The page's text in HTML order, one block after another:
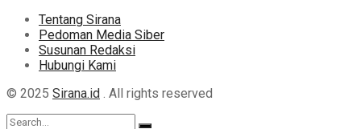
Tentang Sirana
Pedoman Media Siber
Susunan Redaksi
Hubungi Kami
© 2025 Sirana.id . All rights reserved